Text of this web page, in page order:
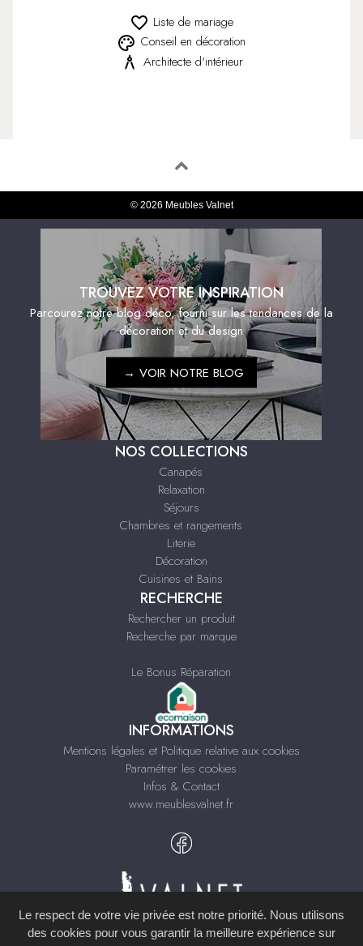
favorite_border Liste de mariage
palette Conseil en décoration
architecture Architecte d'intérieur
© 2026 Meubles Valnet
TROUVEZ VOTRE INSPIRATION
Parcourez notre blog déco, fourni sur les tendances de la
décoration et du design
→ VOIR NOTRE BLOG
NOS COLLECTIONS
Canapés
Relaxation
Séjours
Chambres et rangements
Literie
Décoration
Cuisines et Bains
RECHERCHE
Rechercher un produit
Recherche par marque
Le Bonus Réparation
INFORMATIONS
Mentions légales et Politique relative aux cookies
Paramétrer les cookies
Infos & Contact
www.meublesvalnet.fr
Le respect de votre vie privée est notre priorité. Nous utilisons
des cookies pour vous garantir la meilleure expérience sur